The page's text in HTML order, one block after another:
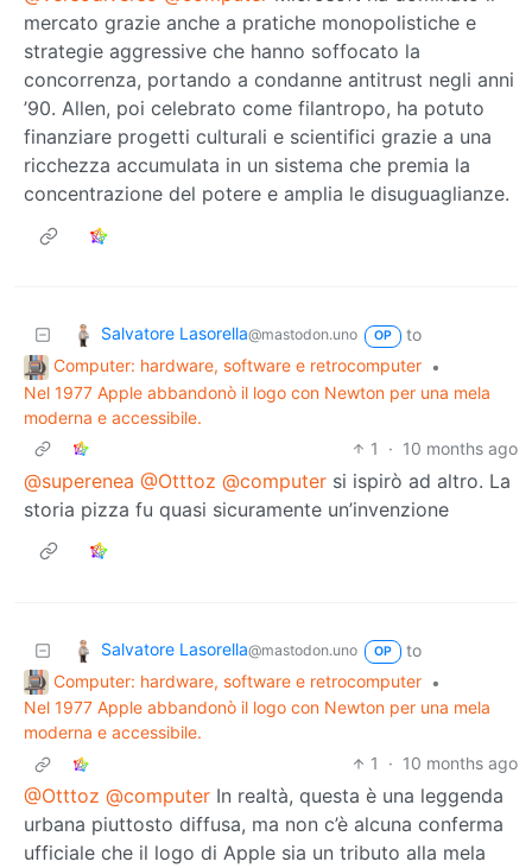
mercato grazie anche a pratiche monopolistiche e
strategie aggressive che hanno soffocato la
concorrenza, portando a condanne antitrust negli anni
’90. Allen, poi celebrato come filantropo, ha potuto
finanziare progetti culturali e scientifici grazie a una
ricchezza accumulata in un sistema che premia la
concentrazione del potere e amplia le disuguaglianze.
Salvatore Lasorella@mastodon.uno OP
to
Computer: hardware, software e retrocomputer •
Nel 1977 Apple abbandonò il logo con Newton per una mela
moderna e accessibile.
1
· 10 months ago
@superenea @Otttoz @computer si ispirò ad altro. La
storia pizza fu quasi sicuramente un’invenzione
Salvatore Lasorella@mastodon.uno OP
to
Computer: hardware, software e retrocomputer •
Nel 1977 Apple abbandonò il logo con Newton per una mela
moderna e accessibile.
1
· 10 months ago
@Otttoz @computer In realtà, questa è una leggenda
urbana piuttosto diffusa, ma non c’è alcuna conferma
ufficiale che il logo di Apple sia un tributo alla mela